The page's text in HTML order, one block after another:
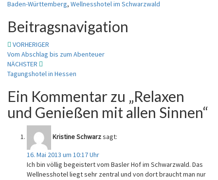
Baden-Württemberg, Wellnesshotel im Schwarzwald
Beitragsnavigation
VORHERIGER
Vom Abschlag bis zum Abenteuer
NÄCHSTER
Tagungshotel in Hessen
Ein Kommentar zu „Relaxen
und Genießen mit allen Sinnen“
Kristine Schwarzsagt:
16. Mai 2013 um 10:17 Uhr
Ich bin völlig begeistert vom Basler Hof im Schwarzwald. Das
Wellnesshotel liegt sehr zentral und von dort braucht man nur